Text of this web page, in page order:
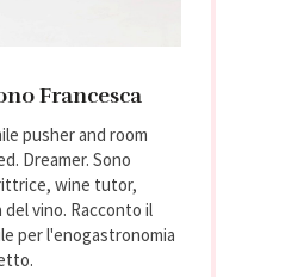
Francesca
pusher and room
Dreamer. Sono
wine tutor,
del vino. Racconto il
per l'enogastronomia